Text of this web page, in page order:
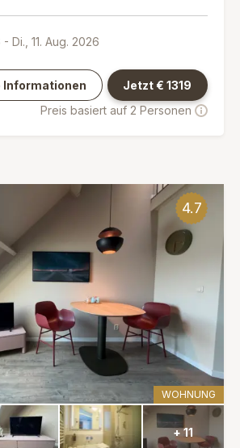
- Di., 11. Aug. 2026
Informationen
Jetzt €1319
Preis basiert auf 2 Personen
4.7
WOHNUNG
+ 11